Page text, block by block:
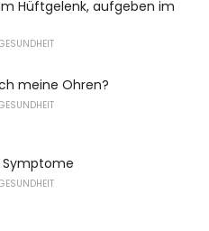
Hüftgelenk, aufgeben im
meine Ohren?